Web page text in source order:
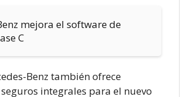
mejora el software de
C
Benz también ofrece
integrales para el nuevo